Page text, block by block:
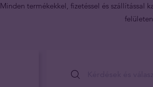
Minden termékekkel, fizetéssel és szállítással